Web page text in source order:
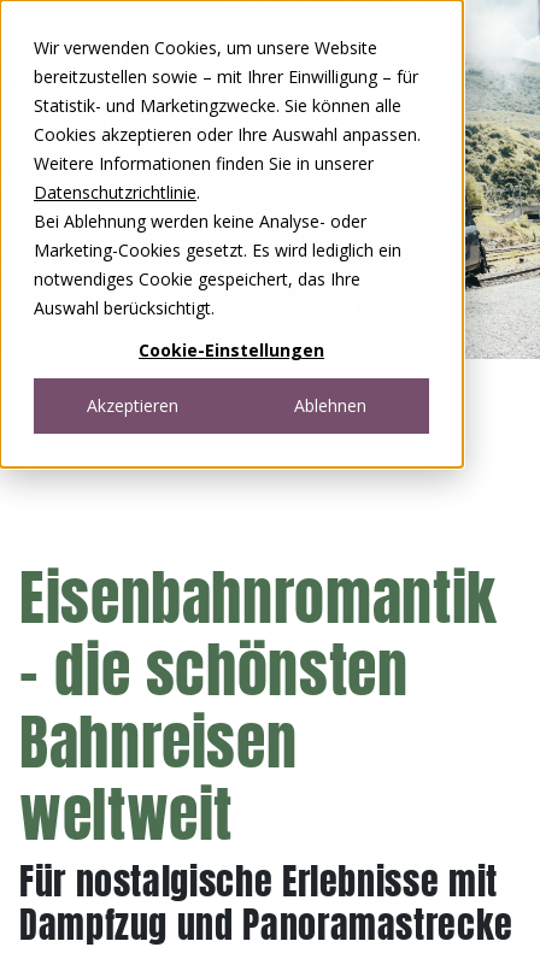
Wir verwenden Cookies, um unsere Website
bereitzustellen sowie – mit Ihrer Einwilligung – für
Statistik- und Marketingzwecke. Sie können alle
Cookies akzeptieren oder Ihre Auswahl anpassen.
Weitere Informationen finden Sie in unserer
Datenschutzrichtlinie.
Bei Ablehnung werden keine Analyse- oder
Marketing-Cookies gesetzt. Es wird lediglich ein
notwendiges Cookie gespeichert, das Ihre
Auswahl berücksichtigt.
Cookie-Einstellungen
Akzeptieren Ablehnen
DEFR
Open menu
Eisenbahnromantik
– die schönsten
Bahnreisen
weltweit
Für nostalgische Erlebnisse mit
Dampfzug und Panoramastrecke